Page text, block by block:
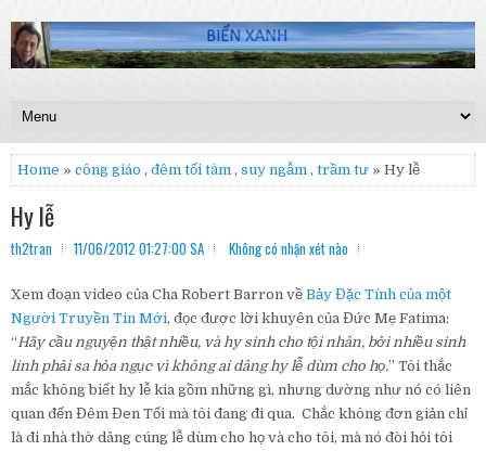
Home » công giáo , đêm tối tăm , suy ngẫm , trầm tư » Hy lễ
Hy lễ
th2tran 11/06/2012 01:27:00 SA Không có nhận xét nào
Xem đoạn video của Cha Robert Barron về Bảy Đặc Tính của một
Người Truyền Tin Mới, đọc được lời khuyên của Đức Mẹ Fatima:
“ Hãy cầu nguyện thật nhiều, và hy sinh cho tội nhân, bởi nhiều sinh
linh phải sa hỏa ngục vì không ai dâng hy lễ dùm cho họ.” Tôi thắc
mắc không biết hy lễ kia gồm những gì, nhưng dường như nó có liên
quan đến Đêm Đen Tối mà tôi đang đi qua. Chắc không đơn giản chỉ
là đi nhà thờ dâng cúng lễ dùm cho họ và cho tôi, mà nó đòi hỏi tôi